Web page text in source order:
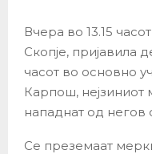
Вчера во 13.15
Скопје, пријавила
часот во основно
Карпош, нејзиниот
нападнат од негов
Се преземаат